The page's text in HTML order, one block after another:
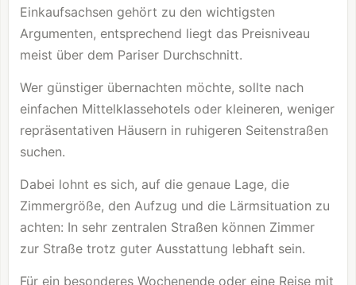
Einkaufsachsen gehört zu den wichtigsten
Argumenten, entsprechend liegt das Preisniveau
meist über dem Pariser Durchschnitt.
Wer günstiger übernachten möchte, sollte nach
einfachen Mittelklassehotels oder kleineren, weniger
repräsentativen Häusern in ruhigeren Seitenstraßen
suchen.
Dabei lohnt es sich, auf die genaue Lage, die
Zimmergröße, den Aufzug und die Lärmsituation zu
achten: In sehr zentralen Straßen können Zimmer
zur Straße trotz guter Ausstattung lebhaft sein.
Für ein besonderes Wochenende oder eine Reise mit